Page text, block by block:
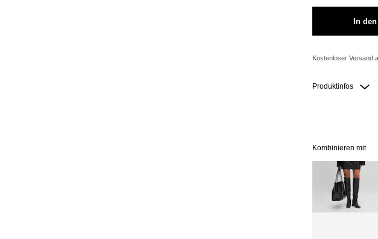
In
Kostenloser Versand
Produktinfos
Kombinieren mit